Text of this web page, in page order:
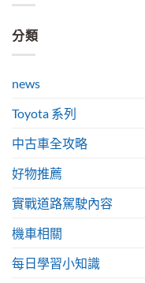
分類
news
Toyota 系列
中古車全攻略
好物推薦
實戰道路駕駛內容
機車相關
每日學習小知識